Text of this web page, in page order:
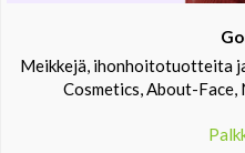
Meikkejä, ihonhoitotuotteita
Cosmetics, About-Face,